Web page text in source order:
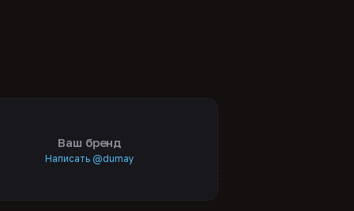
Ваш бренд
Написать @dumay